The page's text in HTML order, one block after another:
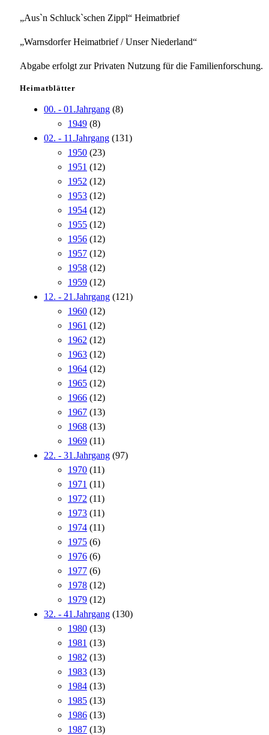
„Aus`n Schluck`schen Zippl“ Heimatbrief
„Warnsdorfer Heimatbrief / Unser Niederland“
Abgabe erfolgt zur Privaten Nutzung für die Familienforschung.
Heimatblätter
00. - 01.Jahrgang (8)
1949 (8)
02. - 11.Jahrgang (131)
1950 (23)
1951 (12)
1952 (12)
1953 (12)
1954 (12)
1955 (12)
1956 (12)
1957 (12)
1958 (12)
1959 (12)
12. - 21.Jahrgang (121)
1960 (12)
1961 (12)
1962 (12)
1963 (12)
1964 (12)
1965 (12)
1966 (12)
1967 (13)
1968 (13)
1969 (11)
22. - 31.Jahrgang (97)
1970 (11)
1971 (11)
1972 (11)
1973 (11)
1974 (11)
1975 (6)
1976 (6)
1977 (6)
1978 (12)
1979 (12)
32. - 41.Jahrgang (130)
1980 (13)
1981 (13)
1982 (13)
1983 (13)
1984 (13)
1985 (13)
1986 (13)
1987 (13)